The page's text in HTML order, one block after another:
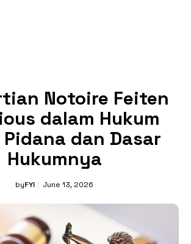
Notoire Feiten
dalam Hukum
dan Dasar
Hukumnya
byFYI June 13, 2026